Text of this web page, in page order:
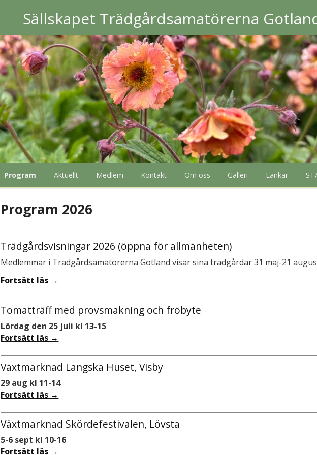
Sällskapet Trädgårdsamatörerna
Program Aktuellt Medlem Kontakt Om oss Galleri Länkar
Program 2026
Trädgårdsvisningar 2026 (öppna för allmänheten)
Medlemmar i Trädgårdsamatörerna Gotland visar sina trädgårdar 31 maj-21
Fortsätt läs →
Tomatträff med provsmakning och fröbyte
Lördag den 25 juli kl 13-15
Fortsätt läs →
Växtmarknad Langska Huset, Visby
29 aug kl 11-14
Fortsätt läs →
Växtmarknad Skördefestivalen, Lövsta
5-6 sept kl 10-16
Fortsätt läs →